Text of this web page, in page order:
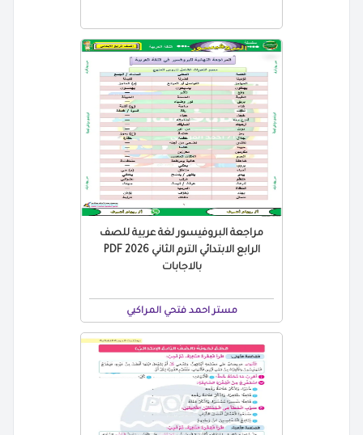
مراجعة البروفيسور لغة عربية للصف
الرابع الابتدائي الترم الثاني 2026 PDF
بالاجابات
مستر احمد فتحي المراكبي